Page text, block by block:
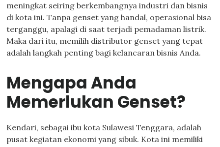
meningkat seiring berkembangnya industri dan bisnis
di kota ini. Tanpa genset yang handal, operasional bisa
terganggu, apalagi di saat terjadi pemadaman listrik.
Maka dari itu, memilih distributor genset yang tepat
adalah langkah penting bagi kelancaran bisnis Anda.
Mengapa Anda
Memerlukan Genset?
Kendari, sebagai ibu kota Sulawesi Tenggara, adalah
pusat kegiatan ekonomi yang sibuk. Kota ini memiliki